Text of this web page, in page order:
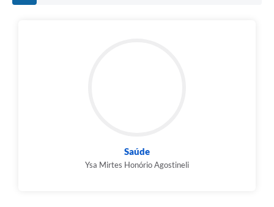
Saúde
Ysa Mirtes Honório Agostineli